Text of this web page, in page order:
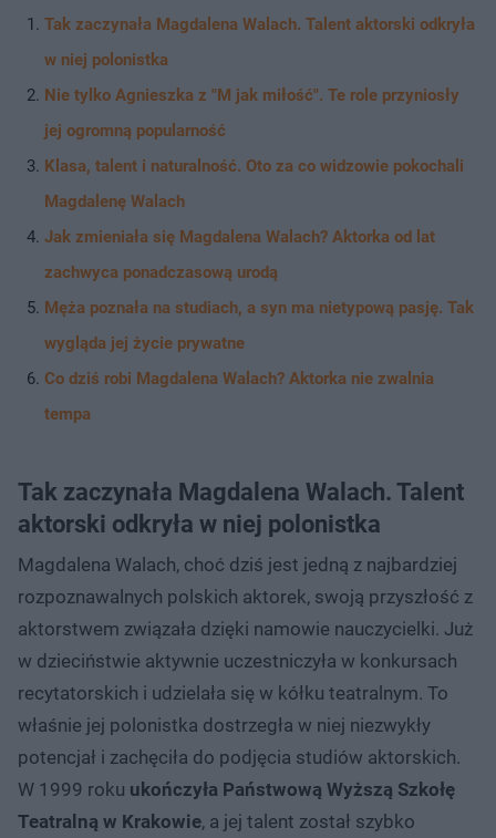
Tak zaczynała Magdalena Walach. Talent aktorski odkryła
w niej polonistka
Nie tylko Agnieszka z "M jak miłość". Te role przyniosły
jej ogromną popularność
Klasa, talent i naturalność. Oto za co widzowie pokochali
Magdalenę Walach
Jak zmieniała się Magdalena Walach? Aktorka od lat
zachwyca ponadczasową urodą
Męża poznała na studiach, a syn ma nietypową pasję. Tak
wygląda jej życie prywatne
Co dziś robi Magdalena Walach? Aktorka nie zwalnia
tempa
Tak zaczynała Magdalena Walach. Talent
aktorski odkryła w niej polonistka
Magdalena Walach, choć dziś jest jedną z najbardziej
rozpoznawalnych polskich aktorek, swoją przyszłość z
aktorstwem związała dzięki namowie nauczycielki. Już
w dzieciństwie aktywnie uczestniczyła w konkursach
recytatorskich i udzielała się w kółku teatralnym. To
właśnie jej polonistka dostrzegła w niej niezwykły
potencjał i zachęciła do podjęcia studiów aktorskich.
W 1999 roku ukończyła Państwową Wyższą Szkołę
Teatralną w Krakowie, a jej talent został szybko